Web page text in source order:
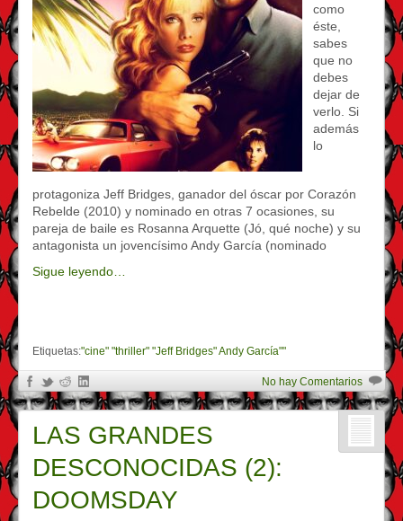
como
éste,
sabes
que no
debes
dejar de
verlo. Si
además
lo
protagoniza Jeff Bridges, ganador del óscar por Corazón
Rebelde (2010) y nominado en otras 7 ocasiones, su
pareja de baile es Rosanna Arquette (Jó, qué noche) y su
antagonista un jovencísimo Andy García (nominado
Sigue leyendo…
Etiquetas:"cine" "thriller" "Jeff Bridges" Andy García""
No hay Comentarios
LAS GRANDES
DESCONOCIDAS (2):
DOOMSDAY